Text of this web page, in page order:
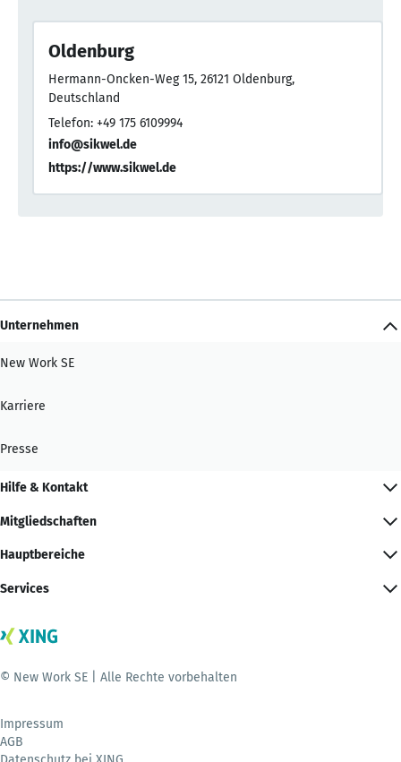
Oldenburg
Hermann-Oncken-Weg 15, 26121 Oldenburg,
Deutschland
Telefon: +49 175 6109994
info@sikwel.de
https://www.sikwel.de
Unternehmen
New Work SE
Karriere
Presse
Hilfe & Kontakt
Mitgliedschaften
Hauptbereiche
Services
© New Work SE | Alle Rechte vorbehalten
Impressum
AGB